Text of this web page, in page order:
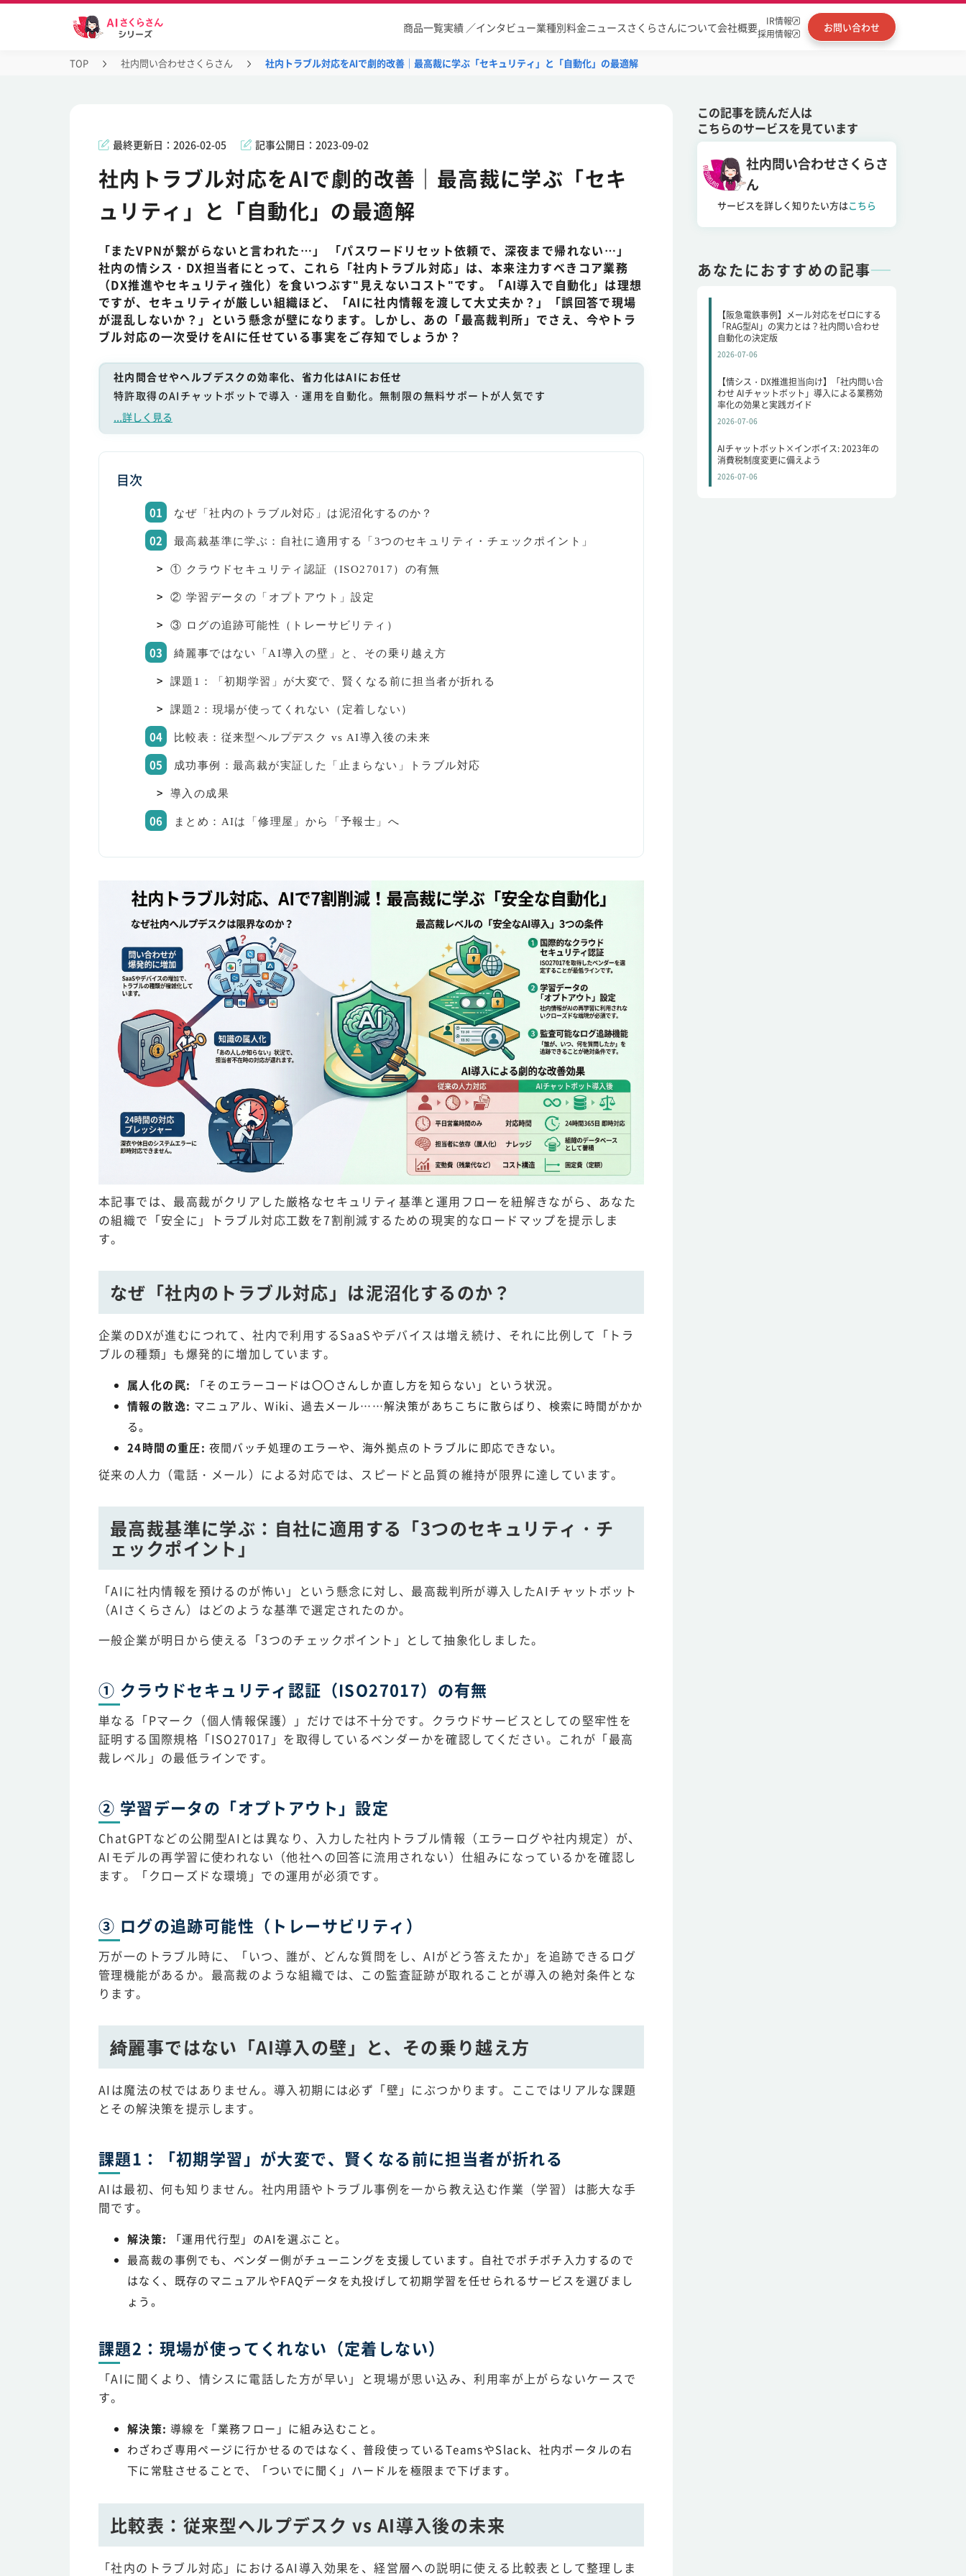
商品一覧実績 ／インタビュー業種別料金ニュース さくらさんについて会社概要
IR情報
採用情報
お問い合わせ
TOP 社内問い合わせさくらさん 社内トラブル対応をAIで劇的改善｜最高裁に学ぶ「セキュリティ」と「自動化」の最適解
最終更新日： 2026-02-05 記事公開日： 2023-09-02
社内トラブル対応をAIで劇的改善｜最高裁に学ぶ「セキ
ュリティ」と「自動化」の最適解
「またVPNが繋がらないと言われた…」 「パスワードリセット依頼で、深夜まで帰れない…」
社内の情シス・DX担当者にとって、これら「社内トラブル対応」は、本来注力すべきコア業務
（DX推進やセキュリティ強化）を食いつぶす"見えないコスト"です。「AI導入で自動化」は理想
ですが、セキュリティが厳しい組織ほど、「AIに社内情報を渡して大丈夫か？」「誤回答で現場
が混乱しないか？」という懸念が壁になります。しかし、あの「最高裁判所」でさえ、今やトラ
ブル対応の一次受けをAIに任せている事実をご存知でしょうか？
社内問合せやヘルプデスクの効率化、省力化はAIにお任せ
特許取得のAIチャットボットで導入・運用を自動化。無制限の無料サポートが人気です
...詳しく見る
目次
なぜ「社内のトラブル対応」は泥沼化するのか？
最高裁基準に学ぶ：自社に適用する「3つのセキュリティ・チェックポイント」
① クラウドセキュリティ認証（ISO27017）の有無
② 学習データの「オプトアウト」設定
③ ログの追跡可能性（トレーサビリティ）
綺麗事ではない「AI導入の壁」と、その乗り越え方
課題1：「初期学習」が大変で、賢くなる前に担当者が折れる
課題2：現場が使ってくれない（定着しない）
比較表：従来型ヘルプデスク vs AI導入後の未来
成功事例：最高裁が実証した「止まらない」トラブル対応
導入の成果
まとめ：AIは「修理屋」から「予報士」へ
本記事では、最高裁がクリアした厳格なセキュリティ基準と運用フローを紐解きながら、あなた
の組織で「安全に」トラブル対応工数を7割削減するための現実的なロードマップを提示しま
す。
なぜ「社内のトラブル対応」は泥沼化するのか？
企業のDXが進むにつれて、社内で利用するSaaSやデバイスは増え続け、それに比例して「トラ
ブルの種類」も爆発的に増加しています。
属人化の罠:
「そのエラーコードは〇〇さんしか直し方を知らない」という状況。
情報の散逸: マニュアル、Wiki、過去メール……解決策があちこちに散らばり、検索に時間がかか
る。
24時間の重圧: 夜間バッチ処理のエラーや、海外拠点のトラブルに即応できない。
従来の人力（電話・メール）による対応では、スピードと品質の維持が限界に達しています。
最高裁基準に学ぶ：自社に適用する「3つのセキュリティ・チ
ェックポイント」
「AIに社内情報を預けるのが怖い」という懸念に対し、最高裁判所が導入したAIチャットボット
（AIさくらさん）はどのような基準で選定されたのか。
一般企業が明日から使える「3つのチェックポイント」として抽象化しました。
① クラウドセキュリティ認証（ISO27017）の有無
単なる「Pマーク（個人情報保護）」だけでは不十分です。クラウドサービスとしての堅牢性を
証明する国際規格「ISO27017」を取得しているベンダーかを確認してください。これが「最高
裁レベル」の最低ラインです。
② 学習データの「オプトアウト」設定
ChatGPTなどの公開型AIとは異なり、入力した社内トラブル情報（エラーログや社内規定）が、
AIモデルの再学習に使われない（他社への回答に流用されない）仕組みになっているかを確認し
ます。「クローズドな環境」での運用が必須です。
③ ログの追跡可能性（トレーサビリティ）
万が一のトラブル時に、「いつ、誰が、どんな質問をし、AIがどう答えたか」を追跡できるログ
管理機能があるか。最高裁のような組織では、この監査証跡が取れることが導入の絶対条件とな
ります。
綺麗事ではない「AI導入の壁」と、その乗り越え方
AIは魔法の杖ではありません。導入初期には必ず「壁」にぶつかります。ここではリアルな課題
とその解決策を提示します。
課題1：「初期学習」が大変で、賢くなる前に担当者が折れる
AIは最初、何も知りません。社内用語やトラブル事例を一から教え込む作業（学習）は膨大な手
間です。
解決策:
「運用代行型」のAIを選ぶこと。
最高裁の事例でも、ベンダー側がチューニングを支援しています。自社でポチポチ入力するので
はなく、既存のマニュアルやFAQデータを丸投げして初期学習を任せられるサービスを選びまし
ょう。
課題2：現場が使ってくれない（定着しない）
「AIに聞くより、情シスに電話した方が早い」と現場が思い込み、利用率が上がらないケースで
す。
解決策: 導線を「業務フロー」に組み込むこと。
わざわざ専用ページに行かせるのではなく、普段使っているTeamsやSlack、社内ポータルの右
下に常駐させることで、「ついでに聞く」ハードルを極限まで下げます。
比較表：従来型ヘルプデスク vs AI導入後の未来
「社内のトラブル対応」におけるAI導入効果を、経営層への説明に使える比較表として整理しま
この記事を読んだ人は
こちらのサービスを見ています
社内問い合わせさくらさ
ん
サービスを詳しく知りたい方はこちら
あなたにおすすめの記事
【阪急電鉄事例】メール対応をゼロにする
「RAG型AI」の実力とは？社内問い合わせ
自動化の決定版
2026-07-06
【情シス・DX推進担当向け】「社内問い合
わせ AIチャットボット」導入による業務効
率化の効果と実践ガイド
2026-07-06
AIチャットボット×インボイス: 2023年の
消費税制度変更に備えよう
2026-07-06